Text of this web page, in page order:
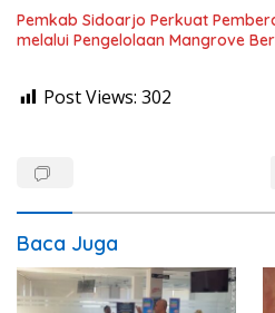
Pemkab Sidoarjo Perkuat
melalui Pengelolaan Mangrove
Post Views: 302
Baca Juga